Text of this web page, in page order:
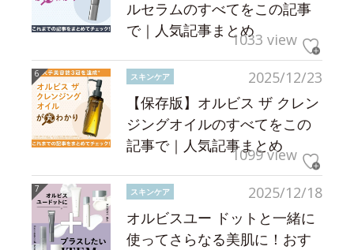
ルセラムのすべてをこの記事
で｜人気記事まとめ1033 view
2025/12/23
スキンケア
【保存版】オルビス ザ クレン
ジングオイルのすべてをこの
記事で｜人気記事まとめ
1099 view
2025/12/18
スキンケア
オルビスユー ドットと一緒に
使ってさらなる美肌に！おす